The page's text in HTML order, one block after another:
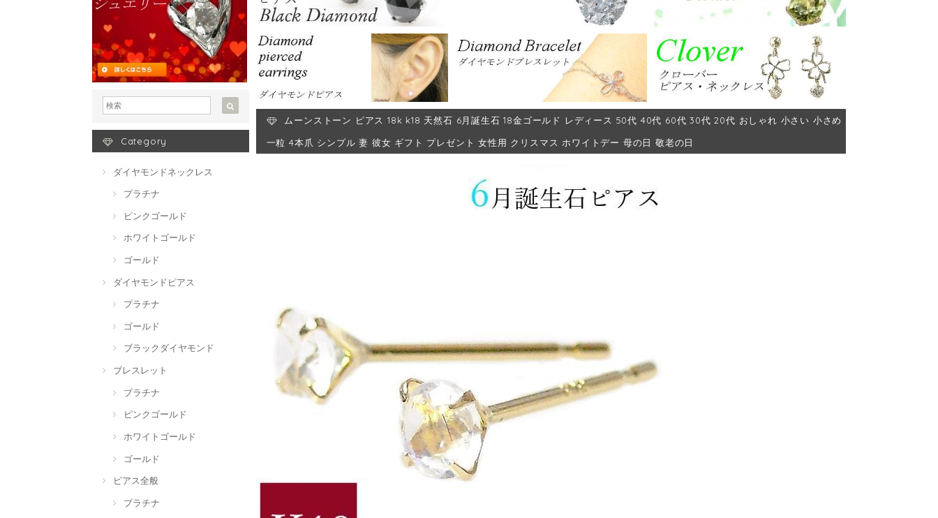
Category
ダイヤモンドネックレス
プラチナ
ピンクゴールド
ホワイトゴールド
ゴールド
ダイヤモンドピアス
プラチナ
ゴールド
ブラックダイヤモンド
ブレスレット
プラチナ
ピンクゴールド
ホワイトゴールド
ゴールド
ピアス全般
プラチナ
ムーンストーン ピアス 18k k18 天然石 6月誕生石 18金ゴールド レディース 50代 40代 60代 30代 20代 おしゃれ 小さい 小さめ
一粒 4本爪 シンプル 妻 彼女 ギフト プレゼント 女性用 クリスマス ホワイトデー 母の日 敬老の日